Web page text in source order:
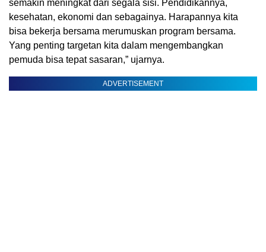
semakin meningkat dari segala sisi. Pendidikannya,
kesehatan, ekonomi dan sebagainya. Harapannya kita
bisa bekerja bersama merumuskan program bersama.
Yang penting targetan kita dalam mengembangkan
pemuda bisa tepat sasaran,” ujarnya.
ADVERTISEMENT